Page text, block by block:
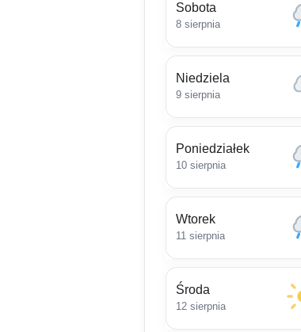
Sobota
8 sierpnia
Niedziela
9 sierpnia
Poniedziałek
10 sierpnia
Wtorek
11 sierpnia
Środa
12 sierpnia